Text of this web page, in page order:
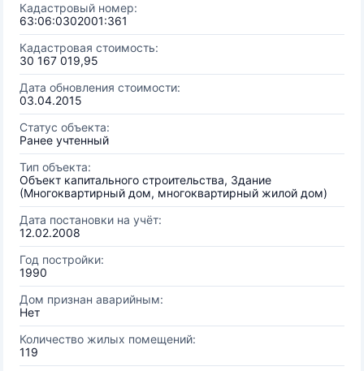
Кадастровый номер:
63:06:0302001:361
Кадастровая стоимость:
30 167 019,95
Дата обновления стоимости:
03.04.2015
Статус объекта:
Ранее учтенный
Тип объекта:
Объект капитального строительства, Здание
(Многоквартирный дом, многоквартирный жилой дом)
Дата постановки на учёт:
12.02.2008
Год постройки:
1990
Дом признан аварийным:
Нет
Количество жилых помещений:
119